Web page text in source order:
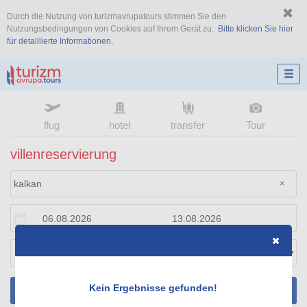
Durch die Nutzung von turizmavrupatours stimmen Sie den
Nutzungsbedingungen von Cookies auf Ihrem Gerät zu.
Bitte klicken Sie hier
für detaillierte Informationen.
flug hotel transfer Tour
villenreservierung
×
SUCHEN
Kein Ergebnisse gefunden!